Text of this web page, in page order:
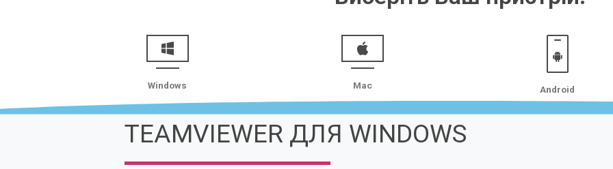
Windows Mac Android
TEAMVIEWER ДЛЯ WINDOWS